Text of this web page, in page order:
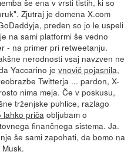
še ena v vrsti tistih, ki so
Zjutraj je domena X.com
preden so jo le uspeli
na sami platformi še vedno
- na primer pri retweetanju.
nerodnosti vsaj navzven ne
Yaccarino je vnovič pojasnila,
Twitterja ... pardon, X-
nima meja. Če v poskusu,
trženjske puhlice, razlago
lahko pričaobljubam o
finančnega sistema. Ja.
še sami zapohati, da bomo na